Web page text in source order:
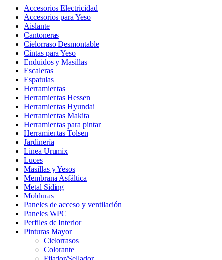
cantidad
Accesorios Electricidad
Accesorios para Yeso
Aislante
Cantoneras
Cielorraso Desmontable
Cintas para Yeso
Enduidos y Masillas
Escaleras
Espatulas
Herramientas
Herramientas Hessen
Herramientas Hyundai
Herramientas Makita
Herramientas para pintar
Herramientas Tolsen
Jardinería
Linea Urumix
Luces
Masillas y Yesos
Membrana Asfáltica
Metal Siding
Molduras
Paneles de acceso y ventilación
Paneles WPC
Perfiles de Interior
Pinturas Mayor
Cielorrasos
Colorante
Fijador/Sellador